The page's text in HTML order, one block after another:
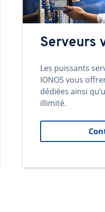
Serveurs
Les puissants
IONOS vous
dédiées ainsi
illimité.